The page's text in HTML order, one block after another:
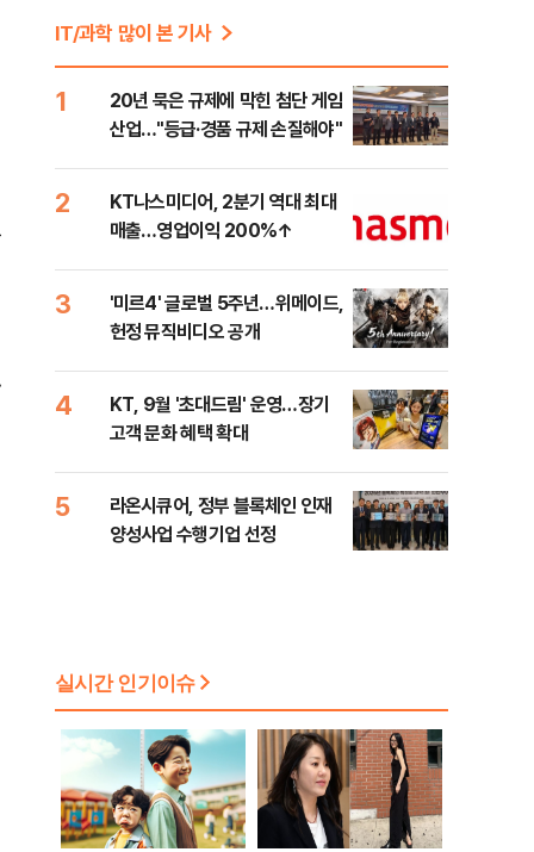
IT/과학 많이 본 기사
1
20년 묵은 규제에 막힌 첨단 게임
산업…"등급·경품 규제 손질해야"
2
KT나스미디어, 2분기 역대 최대
매출…영업이익 200%↑
3
'미르4' 글로벌 5주년…위메이드,
헌정 뮤직비디오 공개
4
KT, 9월 '초대드림' 운영…장기
고객 문화 혜택 확대
5
라온시큐어, 정부 블록체인 인재
양성사업 수행기업 선정